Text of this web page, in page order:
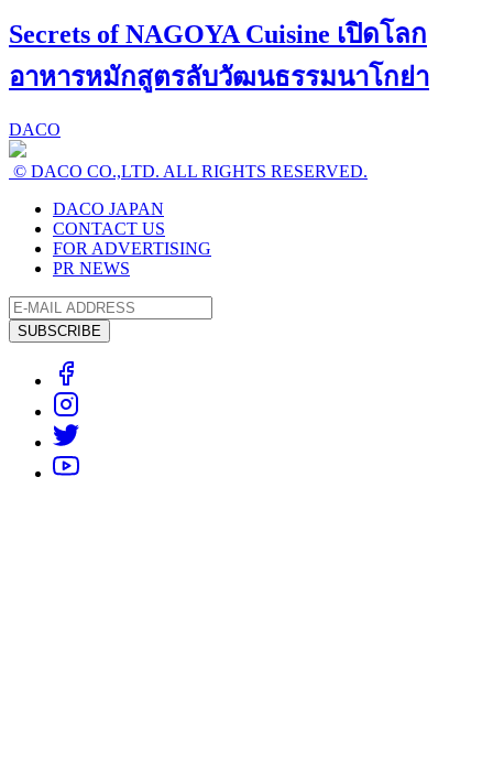
Secrets of NAGOYA Cuisine เปิดโลก
อาหารหมักสูตรลับวัฒนธรรมนาโกย่า
DACO
© DACO CO.,LTD. ALL RIGHTS RESERVED.
DACO JAPAN
CONTACT US
FOR ADVERTISING
PR NEWS